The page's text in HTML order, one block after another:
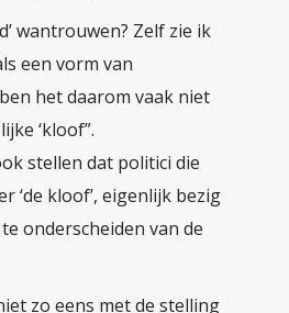
wantrouwen? Zelf zie ik
een vorm van
het daarom vaak niet
‘kloof”.
stellen dat politici die
‘de kloof’, eigenlijk bezig
onderscheiden van de
zo eens met de stelling